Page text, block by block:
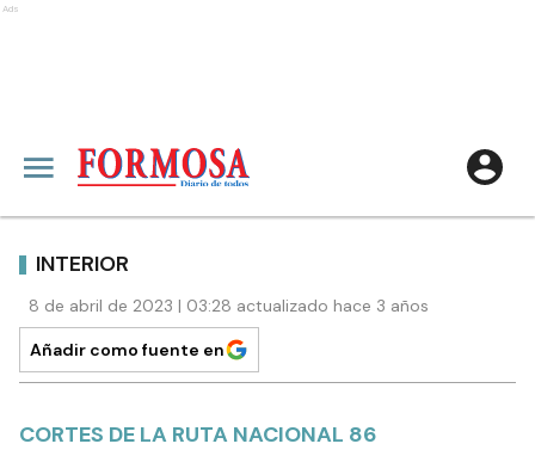
Ads
INTERIOR
8 de abril de 2023 | 03:28 actualizado hace 3 años
Añadir como fuente en
CORTES DE LA RUTA NACIONAL 86